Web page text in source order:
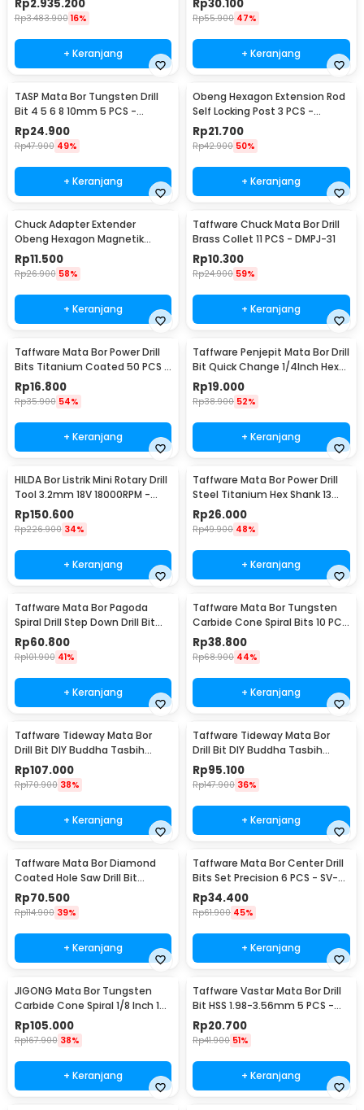
Rp2.935.200
Rp3.483.900 16%
+ Keranjang
Rp30.100
Rp55.900 47%
+ Keranjang
TASP Mata Bor Tungsten Drill
Bit 4 5 6 8 10mm 5 PCS -
MGDK002
Rp24.900
Rp47.900 49%
+ Keranjang
Obeng Hexagon Extension Rod
Self Locking Post 3 PCS -
HT43401-3P
Rp21.700
Rp42.900 50%
+ Keranjang
Chuck Adapter Extender
Obeng Hexagon Magnetik
Shank 1/4 Inch
Rp11.500
Rp26.900 58%
+ Keranjang
Taffware Chuck Mata Bor Drill
Brass Collet 11 PCS - DMPJ-31
Rp10.300
Rp24.900 59%
+ Keranjang
Taffware Mata Bor Power Drill
Bits Titanium Coated 50 PCS -
DW1361
Rp16.800
Rp35.900 54%
+ Keranjang
Taffware Penjepit Mata Bor Drill
Bit Quick Change 1/4Inch Hex
Shank - 2054A
Rp19.000
Rp38.900 52%
+ Keranjang
HILDA Bor Listrik Mini Rotary Drill
Tool 3.2mm 18V 18000RPM -
JD5202
Rp150.600
Rp226.900 34%
+ Keranjang
Taffware Mata Bor Power Drill
Steel Titanium Hex Shank 13
PCS - SV-VDB13
Rp26.000
Rp49.900 48%
+ Keranjang
Taffware Mata Bor Pagoda
Spiral Drill Step Down Drill Bit
Tipe 2 5 PCS - BIHH463A
Rp60.800
Rp101.900 41%
+ Keranjang
Taffware Mata Bor Tungsten
Carbide Cone Spiral Bits 10 PCS
- GJ0106
Rp38.800
Rp68.900 44%
+ Keranjang
Taffware Tideway Mata Bor
Drill Bit DIY Buddha Tasbih
Beads 2mm 2 PCS 8mm
Rp107.000
Rp170.900 38%
+ Keranjang
Taffware Tideway Mata Bor
Drill Bit DIY Buddha Tasbih
Beads 2mm 2 PCS 12mm
Rp95.100
Rp147.900 36%
+ Keranjang
Taffware Mata Bor Diamond
Coated Hole Saw Drill Bit
6mm-50mm 15 PCS - GJ0105
Rp70.500
Rp114.900 39%
+ Keranjang
Taffware Mata Bor Center Drill
Bits Set Precision 6 PCS - SV-
VDB25
Rp34.400
Rp61.900 45%
+ Keranjang
JIGONG Mata Bor Tungsten
Carbide Cone Spiral 1/8 Inch 10
PCS - JG8
Rp105.000
Rp167.900 38%
+ Keranjang
Taffware Vastar Mata Bor Drill
Bit HSS 1.98-3.56mm 5 PCS -
SV-VDB26
Rp20.700
Rp41.900 51%
+ Keranjang